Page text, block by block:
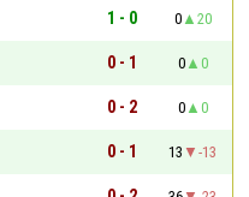
1 - 0 0
20
0 - 1 0
0
0 - 2 0
0
0 - 1 13
-13